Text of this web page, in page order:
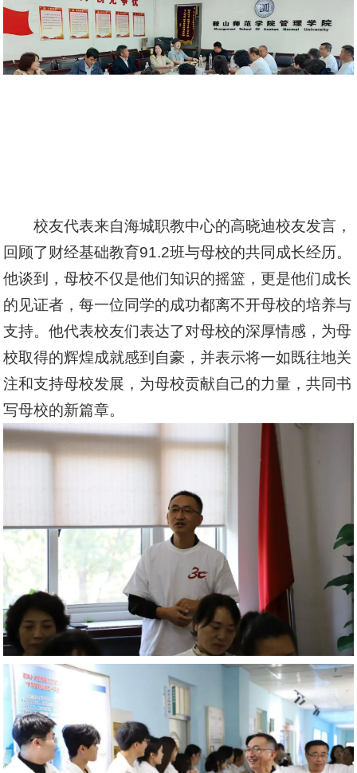
校友代表来自海城职教中心的高晓迪校友发言，
回顾了财经基础教育91.2班与母校的共同成长经历。
他谈到，母校不仅是他们知识的摇篮，更是他们成长
的见证者，每一位同学的成功都离不开母校的培养与
支持。他代表校友们表达了对母校的深厚情感，为母
校取得的辉煌成就感到自豪，并表示将一如既往地关
注和支持母校发展，为母校贡献自己的力量，共同书
写母校的新篇章。